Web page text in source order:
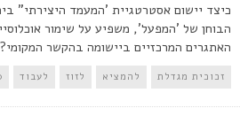
כיצד יישום אסטרטגיית 'המעמד היצירתי"
הבוחן של 'המפעל', משפיע על שימור
האתגרים המרכזיים ביישומה בהקשר המקומי?
זכוכית מגדלת להמציא לזוז לעבוד 0